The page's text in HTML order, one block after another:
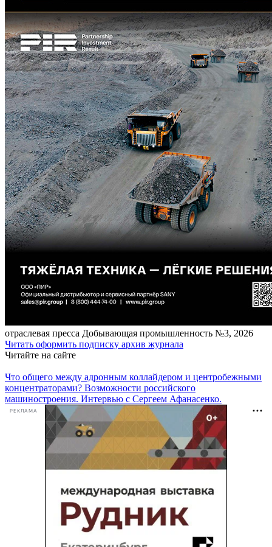
отраcлевая пресса Добывающая промышленность №3, 2026
Читать оформить подписку архив журнала
Читайте на сайте
Что общего между адронным коллайдером и центробежными
концентраторами? Возможности российского
машиностроения. Интервью с Сергеем Афанасенко.
РЕКЛАМА